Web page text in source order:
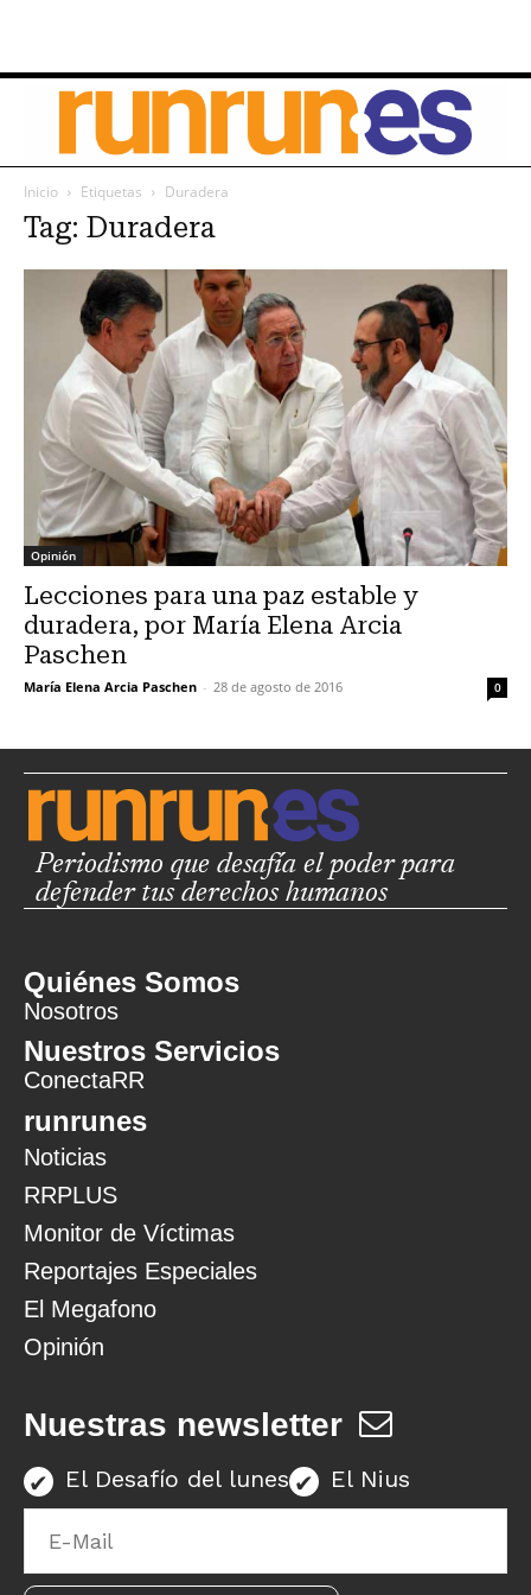
Inicio Etiquetas Duradera
Tag: Duradera
Opinión
Lecciones para una paz estable y
duradera, por María Elena Arcia
Paschen
María Elena Arcia Paschen - 28 de agosto de 2016 0
Periodismo que desafía el poder para
defender tus derechos humanos
Quiénes Somos
Nosotros
Nuestros Servicios
ConectaRR
runrunes
Noticias
RRPLUS
Monitor de Víctimas
Reportajes Especiales
El Megafono
Opinión
Nuestras newsletter
El Desafío del lunes El Nius